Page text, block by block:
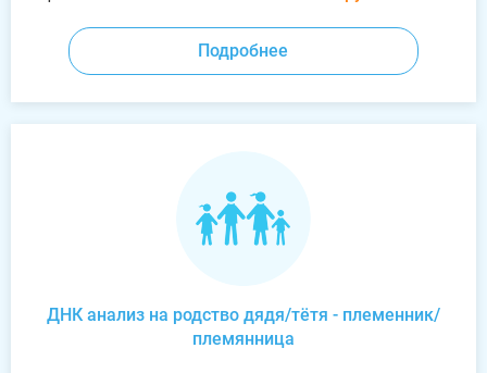
Подробнее
ДНК анализ на родство дядя/тётя - племенник/
племянница